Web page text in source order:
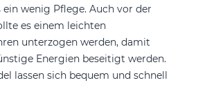
wenig Pflege. Auch vor der
es einem leichten
unterzogen werden, damit
Energien beseitigt werden.
lassen sich bequem und schnell